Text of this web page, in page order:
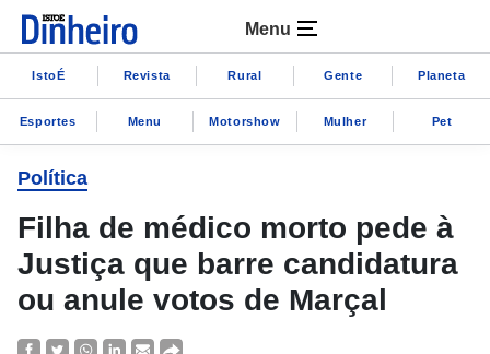
Menu
IstoÉ Revista Rural Gente Planeta
Esportes Menu Motorshow Mulher Pet
Política
Filha de médico morto pede à
Justiça que barre candidatura
ou anule votos de Marçal